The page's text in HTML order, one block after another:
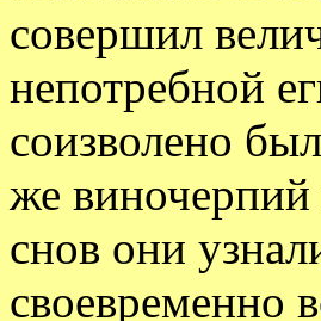
совершил
непотребной
соизволено
же виночерпий
снов они
своевременно